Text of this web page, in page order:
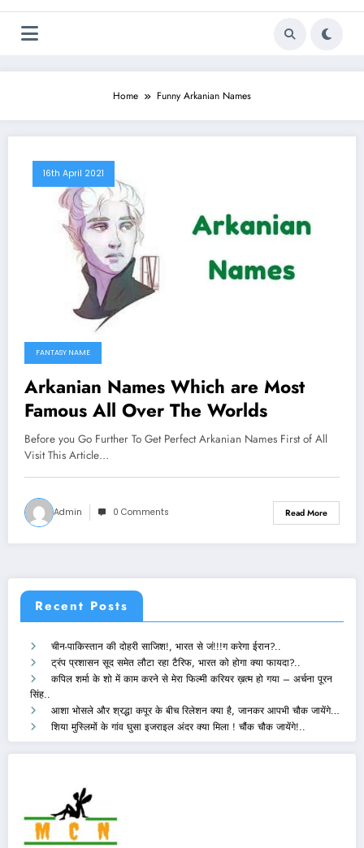
Home Funny Arkanian Names
16th April 2021
FANTASY NAME
Arkanian Names Which are Most
Famous All Over The Worlds
Before you Go Further To Get Perfect Arkanian Names First of All
Visit This Article…
Admin 0 Comments Read More
Recent Posts
चीन-पाकिस्तान की दोहरी साजिश!, भारत से जं!!!ग करेगा ईरान?..
ट्रंप प्रशासन सूद समेत लौटा रहा टैरिफ, भारत को होगा क्या फायदा?..
कपिल शर्मा के शो में काम करने से मेरा फिल्मी करियर ख़त्म हो गया – अर्चना पूरन
सिंह..
आशा भोसले और श्रद्धा कपूर के बीच रिलेशन क्या है, जानकर आपभी चौक जायेंगे…
शिया मुस्लिमों के गांव घुसा इजराइल अंदर क्या मिला ! चौंक चौक जायेंगे!..